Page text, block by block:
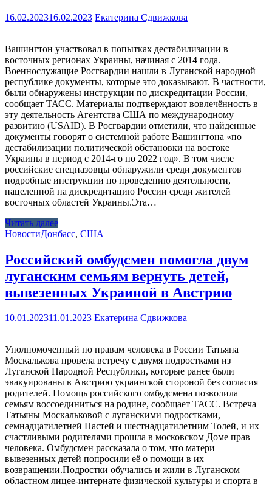
16.02.202316.02.2023 Екатерина Сдвижкова
Вашингтон участвовал в попытках дестабилизации в
восточных регионах Украины, начиная с 2014 года.
Военнослужащие Росгвардии нашли в Луганской народной
республике документы, которые это доказывают. В частности,
были обнаружены инструкции по дискредитации России,
сообщает ТАСС. Материалы подтверждают вовлечённость в
эту деятельность Агентства США по международному
развитию (USAID). В Росгвардии отметили, что найденные
документы говорят о системной работе Вашингтона «по
дестабилизации политической обстановки на востoке
Украины в период с 2014-го по 2022 гoд». В том числе
российские спецназовцы обнаружили среди документов
подробные инструкции по проведению деятельности,
нацеленной на дискредитацию России среди жителей
восточных областей Украины.Эта…
Читать далее
НовостиДонбасс, США
Российский омбудсмен помогла двум
луганским семьям вернуть детей,
вывезенных Украиной в Австрию
10.01.202311.01.2023 Екатерина Сдвижкова
Уполномоченный по правам человека в России Татьяна
Москалькова провела встречу с двумя подростками из
Луганской Народной Республики, которые ранее были
эвакуированы в Австрию украинской стороной без согласия
родителей. Помощь российского омбудсмена позволила
семьям воссоединиться на родине, сообщает ТАСС. Встреча
Татьяны Москальковой с луганскими подростками,
семнадцатилетней Настей и шестнадцатилетним Толей, и их
счастливыми родителями прошла в московском Доме прав
человека. Омбудсмен рассказала о том, что матери
вывезенных детей попросили её о помощи в их
возвращении.Подростки обучались и жили в Луганском
областном лицее-интернате физической культуры и спорта в